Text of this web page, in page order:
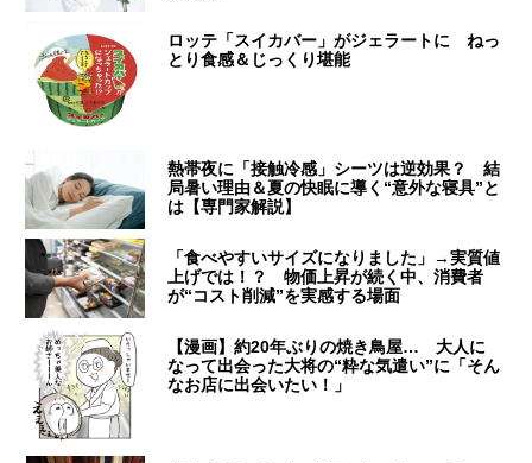
ロッテ「スイカバー」がジェラートに ねっ
とり食感＆じっくり堪能
熱帯夜に「接触冷感」シーツは逆効果？ 結
局暑い理由＆夏の快眠に導く“意外な寝具”と
は【専門家解説】
「食べやすいサイズになりました」→実質値
上げでは！？ 物価上昇が続く中、消費者
が“コスト削減”を実感する場面
【漫画】約20年ぶりの焼き鳥屋… 大人に
なって出会った大将の“粋な気遣い”に「そん
なお店に出会いたい！」